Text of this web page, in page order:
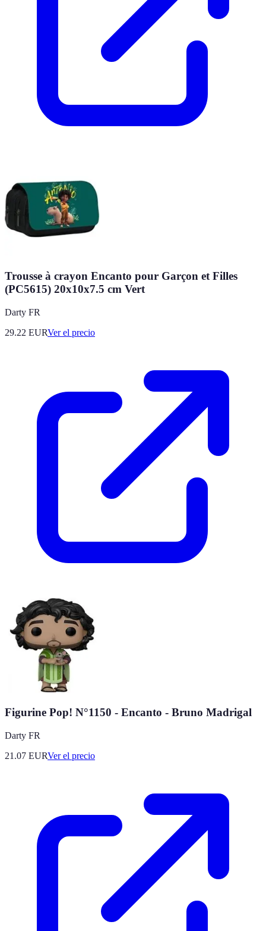
Trousse à crayon Encanto pour Garçon et Filles
(PC5615) 20x10x7.5 cm Vert
Darty FR
29.22 EURVer el precio
Figurine Pop! N°1150 - Encanto - Bruno Madrigal
Darty FR
21.07 EURVer el precio